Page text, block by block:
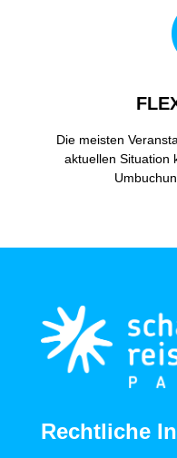
Die meisten
aktuellen Situation
Rechtliche